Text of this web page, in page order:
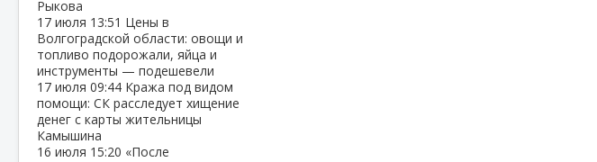
Рыкова
17 июля 13:51 Цены в
Волгоградской области: овощи и
топливо подорожали, яйца и
инструменты — подешевели
17 июля 09:44 Кража под видом
помощи: СК расследует хищение
денег с карты жительницы
Камышина
16 июля 15:20 «После